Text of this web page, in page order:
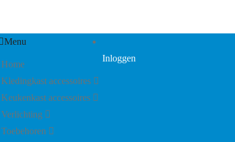
Menu
Home
Kledingkast accessoires
Keukenkast accessoires
Verlichting
Toebehoren
Inloggen